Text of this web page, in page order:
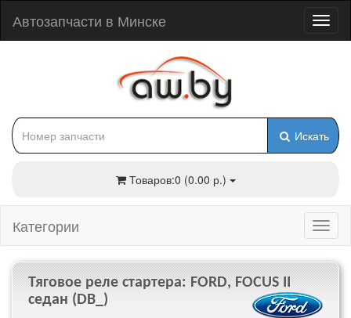
Автозапчасти в Минске
Искать
Товаров:0 (0.00 р.)
Категории
Тяговое реле стартера: FORD, FOCUS II
седан (DB_)